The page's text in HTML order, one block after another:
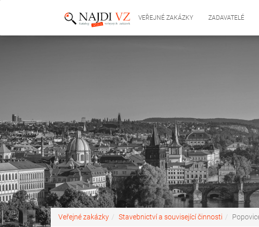
VEŘEJNÉ ZAKÁZKY ZADAVATELÉ
Veřejné zakázky Stavebnictví a související činnosti